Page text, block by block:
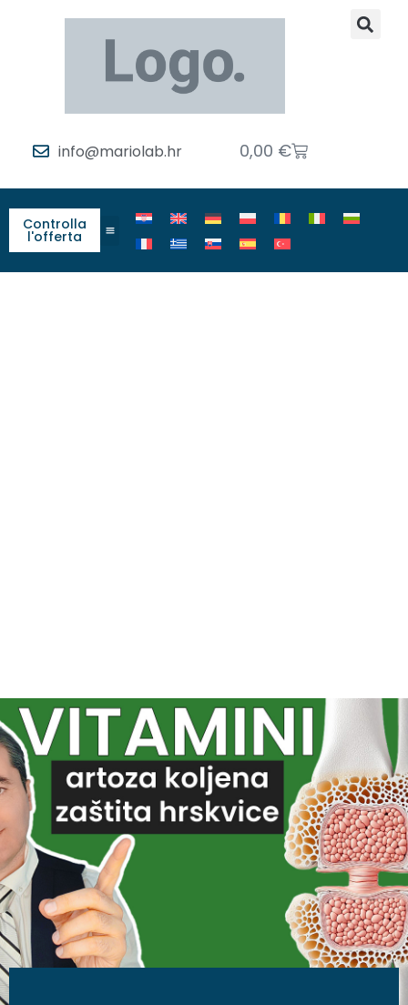
info@mariolab.hr 0,00 €
Controlla
l'offerta